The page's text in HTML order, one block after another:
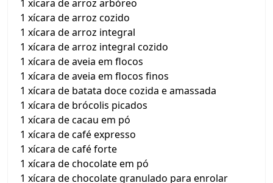
1 xícara de arroz arbóreo
1 xícara de arroz cozido
1 xícara de arroz integral
1 xícara de arroz integral cozido
1 xícara de aveia em flocos
1 xícara de aveia em flocos finos
1 xícara de batata doce cozida e amassada
1 xícara de brócolis picados
1 xícara de cacau em pó
1 xícara de café expresso
1 xícara de café forte
1 xícara de chocolate em pó
1 xícara de chocolate granulado para enrolar